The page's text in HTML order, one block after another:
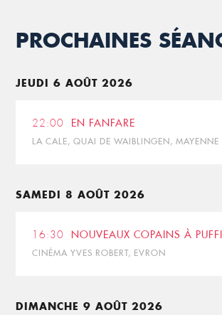
PROCHAINES
JEUDI 6 AOÛT 2026
22:00 EN FANFARE
LA CALE, QUAI DE WAIBLINGEN, MAYENNE
SAMEDI 8 AOÛT 2026
16:30 NOUVEAUX COPAINS À
CINÉMA YVES ROBERT, EVRON
DIMANCHE 9 AOÛT 2026